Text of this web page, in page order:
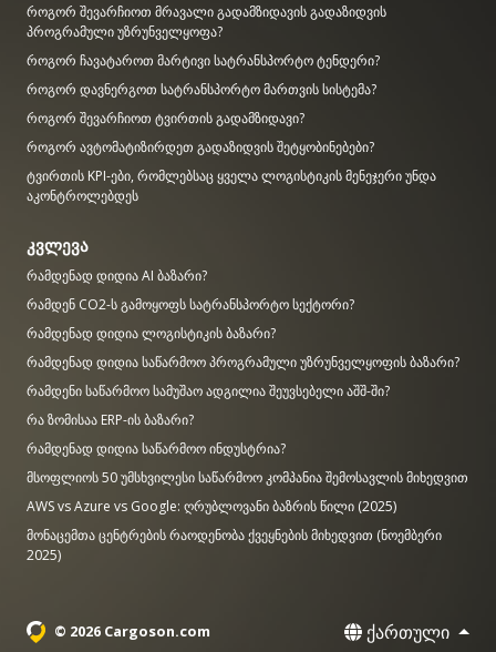
როგორ შევარჩიოთ მრავალი გადამზიდავის გადაზიდვის
პროგრამული უზრუნველყოფა?
როგორ ჩავატაროთ მარტივი სატრანსპორტო ტენდერი?
როგორ დავნერგოთ სატრანსპორტო მართვის სისტემა?
როგორ შევარჩიოთ ტვირთის გადამზიდავი?
როგორ ავტომატიზირდეთ გადაზიდვის შეტყობინებები?
ტვირთის KPI-ები, რომლებსაც ყველა ლოგისტიკის მენეჯერი უნდა
აკონტროლებდეს
კვლევა
რამდენად დიდია AI ბაზარი?
რამდენ CO2-ს გამოყოფს სატრანსპორტო სექტორი?
რამდენად დიდია ლოგისტიკის ბაზარი?
რამდენად დიდია საწარმოო პროგრამული უზრუნველყოფის ბაზარი?
რამდენი საწარმოო სამუშაო ადგილია შეუვსებელი აშშ-ში?
რა ზომისაა ERP-ის ბაზარი?
რამდენად დიდია საწარმოო ინდუსტრია?
მსოფლიოს 50 უმსხვილესი საწარმოო კომპანია შემოსავლის მიხედვით
AWS vs Azure vs Google: ღრუბლოვანი ბაზრის წილი (2025)
მონაცემთა ცენტრების რაოდენობა ქვეყნების მიხედვით (ნოემბერი
2025)
© 2026 Cargoson.com ქართული